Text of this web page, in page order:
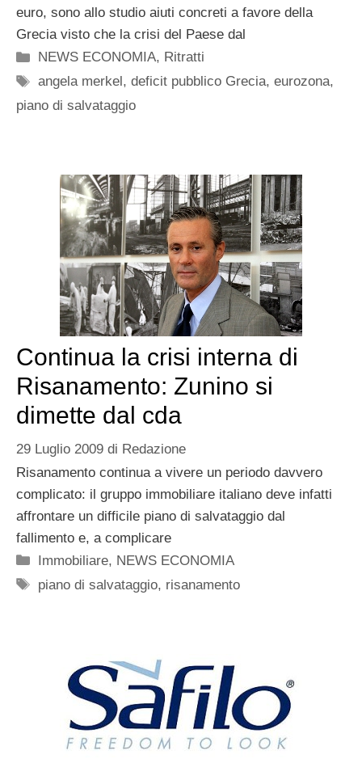
euro, sono allo studio aiuti concreti a favore della
Grecia visto che la crisi del Paese dal
Categorie
NEWS ECONOMIA, Ritratti
Tag
angela merkel ,deficit pubblico Grecia,eurozona,
piano di salvataggio
Continua la crisi interna di
Risanamento: Zunino si
dimette dal cda
29 Luglio 2009 di Redazione
Risanamento continua a vivere un periodo davvero
complicato: il gruppo immobiliare italiano deve infatti
affrontare un difficile piano di salvataggio dal
fallimento e, a complicare
Categorie
Immobiliare, NEWS ECONOMIA
Tag
piano di salvataggio, risanamento